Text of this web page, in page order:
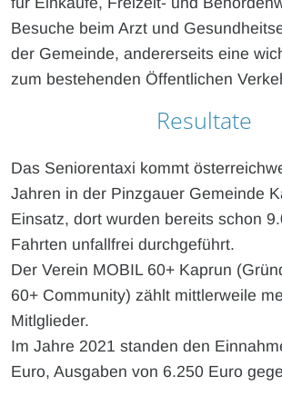
Besuche beim Arzt und
der Gemeinde, andererseits eine
zum bestehenden Öffentlichen
Resultate
Das Seniorentaxi kommt
Jahren in der Pinzgauer Gemeinde
Einsatz, dort wurden bereits schon
Fahrten unfallfrei durchgeführt.
Der Verein MOBIL 60+ Kaprun
60+ Community) zählt mittlerweile
Mitlglieder.
Im Jahre 2021 standen den
Euro, Ausgaben von 6.250 Euro